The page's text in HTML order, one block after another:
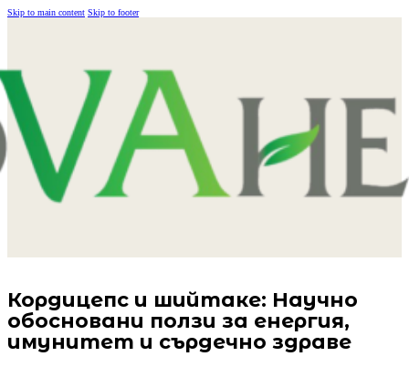
Skip to main content Skip to footer
Кордицепс и шийтаке: Научно
обосновани ползи за енергия,
имунитет и сърдечно здраве